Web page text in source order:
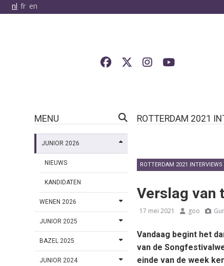
nl fr en
MENU
JUNIOR 2026
NIEUWS
KANDIDATEN
WENEN 2026
JUNIOR 2025
BAZEL 2025
JUNIOR 2024
ROTTERDAM 2021
ROTTERDAM 2021 INTERVIEWS
Verslag van
17 mei 2021 goo
Vandaag begint het
van de
einde van de week